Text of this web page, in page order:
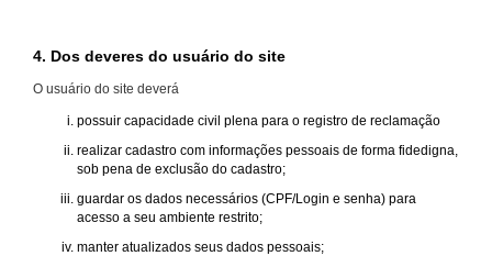
4. Dos deveres do usuário do site
O usuário do site deverá
possuir capacidade civil plena para o registro de reclamação
realizar cadastro com informações pessoais de forma fidedigna,
sob pena de exclusão do cadastro;
guardar os dados necessários (CPF/Login e senha) para
acesso a seu ambiente restrito;
manter atualizados seus dados pessoais;